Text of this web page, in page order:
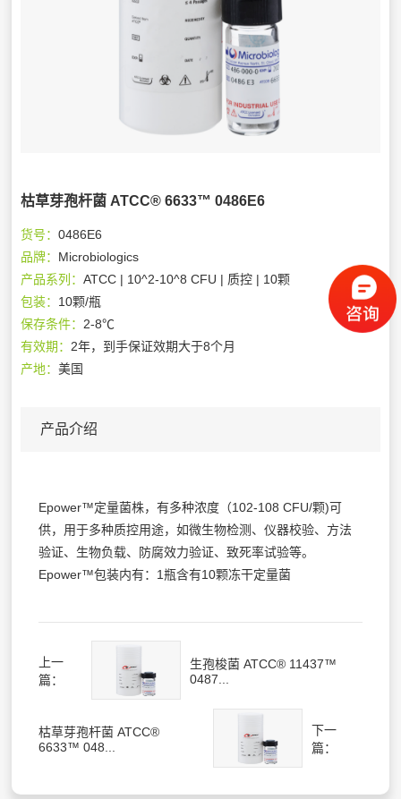
枯草芽孢杆菌 ATCC® 6633™ 0486E6
货号：0486E6
品牌： Microbiologics
产品系列：ATCC | 10^2-10^8 CFU | 质控 | 10颗
包装： 10颗/瓶
保存条件：2-8℃
有效期：2年，到手保证效期大于8个月
产地：美国
产品介绍
Epower™定量菌株，有多种浓度（102-108 CFU/颗)可
供，用于多种质控用途，如微生物检测、仪器校验、方法
验证、生物负载、防腐效力验证、致死率试验等。
Epower™包装内有：1瓶含有10颗冻干定量菌
上一
篇：
生孢梭菌 ATCC® 11437™
0487...
枯草芽孢杆菌 ATCC®
6633™ 048...
下一
篇：